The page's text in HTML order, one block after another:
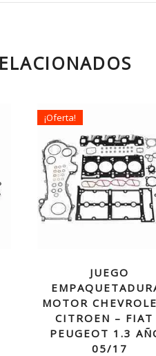
¡Oferta!
JUEGO
MOTOR
CITROEN –
PEUGEOT 1.3
05/17